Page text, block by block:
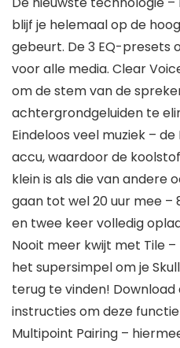
blijf je helemaal op de
gebeurt. De 3 EQ-presets
voor alle media. Clear
om de stem van de
achtergrondgeluiden te
Eindeloos veel muziek –
accu, waardoor de
klein is als die van andere
gaan tot wel 20 uur mee –
en twee keer volledig
Nooit meer kwijt met Tile
het supersimpel om je
terug te vinden!
instructies om deze
Multipoint Pairing –